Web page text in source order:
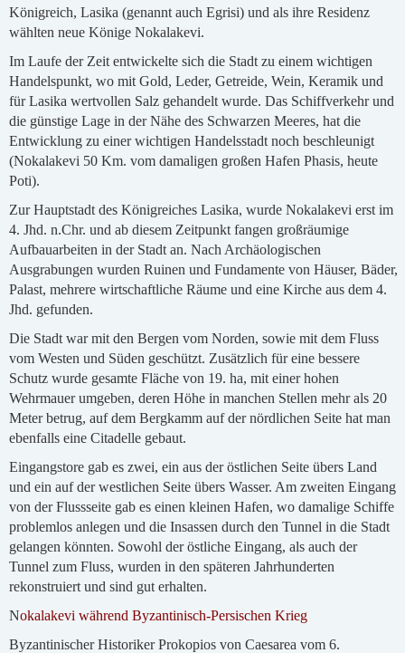
Königreich, Lasika (genannt auch Egrisi) und als ihre Residenz
wählten neue Könige Nokalakevi.
Im Laufe der Zeit entwickelte sich die Stadt zu einem wichtigen
Handelspunkt, wo mit Gold, Leder, Getreide, Wein, Keramik und
für Lasika wertvollen Salz gehandelt wurde. Das Schiffverkehr und
die günstige Lage in der Nähe des Schwarzen Meeres, hat die
Entwicklung zu einer wichtigen Handelsstadt noch beschleunigt
(Nokalakevi 50 Km. vom damaligen großen Hafen Phasis, heute
Poti).
Zur Hauptstadt des Königreiches Lasika, wurde Nokalakevi erst im
4. Jhd. n.Chr. und ab diesem Zeitpunkt fangen großräumige
Aufbauarbeiten in der Stadt an. Nach Archäologischen
Ausgrabungen wurden Ruinen und Fundamente von Häuser, Bäder,
Palast, mehrere wirtschaftliche Räume und eine Kirche aus dem 4.
Jhd. gefunden.
Die Stadt war mit den Bergen vom Norden, sowie mit dem Fluss
vom Westen und Süden geschützt. Zusätzlich für eine bessere
Schutz wurde gesamte Fläche von 19. ha, mit einer hohen
Wehrmauer umgeben, deren Höhe in manchen Stellen mehr als 20
Meter betrug, auf dem Bergkamm auf der nördlichen Seite hat man
ebenfalls eine Citadelle gebaut.
Eingangstore gab es zwei, ein aus der östlichen Seite übers Land
und ein auf der westlichen Seite übers Wasser. Am zweiten Eingang
von der Flussseite gab es einen kleinen Hafen, wo damalige Schiffe
problemlos anlegen und die Insassen durch den Tunnel in die Stadt
gelangen könnten. Sowohl der östliche Eingang, als auch der
Tunnel zum Fluss, wurden in den späteren Jahrhunderten
rekonstruiert und sind gut erhalten.
Nokalakevi während Byzantinisch-Persischen Krieg
Byzantinischer Historiker Prokopios von Caesarea vom 6.